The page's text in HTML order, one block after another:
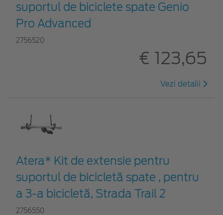
suportul de biciclete spate Genio
Pro Advanced
2756520
€ 123,65
Vezi detalii
Atera* Kit de extensie pentru
suportul de bicicletă spate , pentru
a 3-a bicicletă, Strada Trail 2
2756550